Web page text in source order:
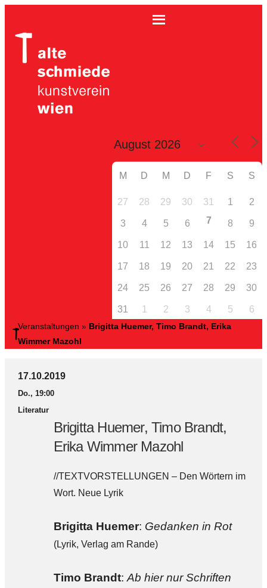
M D M D F S S
27 28 29 30 31 1 2
3 4 5 6 7 8 9
10 11 12 13 14 15 16
17 18 19 20 21 22 23
24 25 26 27 28 29 30
31 1 2 3 4 5 6
Veranstaltungen » Brigitta Huemer, Timo Brandt, Erika
Wimmer Mazohl
17.10.2019
Do., 19:00
Literatur
Brigitta Huemer, Timo Brandt,
Erika Wimmer Mazohl
//TEXTVORSTELLUNGEN – Den Wörtern im
Wort. Neue Lyrik
Brigitta Huemer: Gedanken in Rot
(Lyrik, Verlag am Rande)
Timo Brandt: Ab hier nur Schriften